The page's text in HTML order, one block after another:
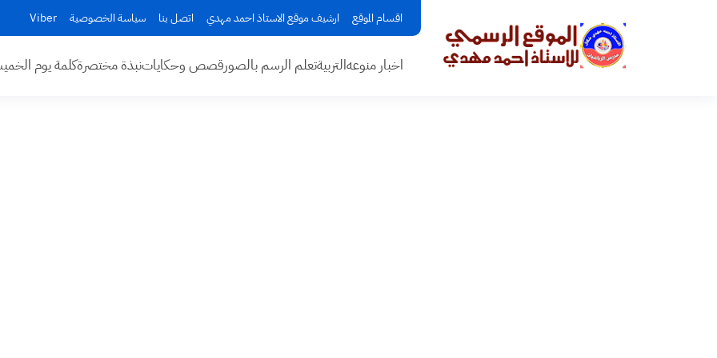
اقسام الموقع ارشيف موقع الاستاذ احمد مهدي اتصل بنا سياسة الخصوصية Viber
اخبار منوعهالتربيةتعلم الرسم بالصورقصص وحكاياتنبذة مختصرةكلمة يوم